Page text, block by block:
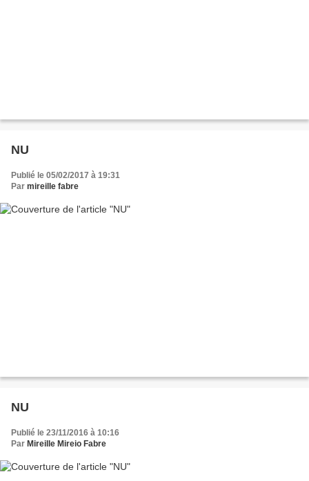
NU
Publié le 05/02/2017 à 19:31
Par mireille fabre
NU
Publié le 23/11/2016 à 10:16
Par Mireille Mireio Fabre